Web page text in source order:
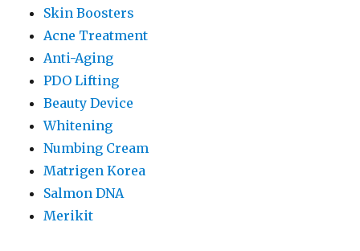
Skin Boosters
Acne Treatment
Anti-Aging
PDO Lifting
Beauty Device
Whitening
Numbing Cream
Matrigen Korea
Salmon DNA
Merikit